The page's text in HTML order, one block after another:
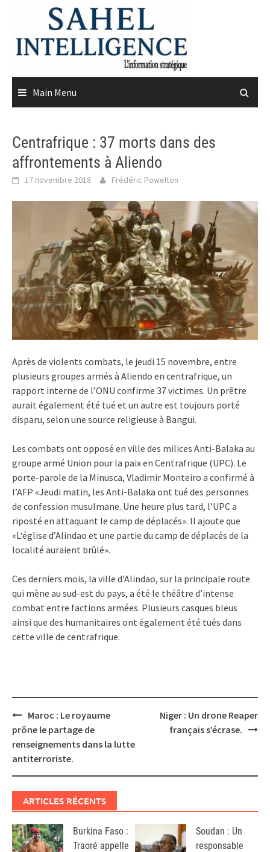
content
Main Menu
Centrafrique : 37 morts dans des
affrontements à Aliendo
17 novembre 2018 Frédéric Powelton
Après de violents combats, le jeudi 15 novembre, entre
plusieurs groupes armés à Aliendo en centrafrique, un
rapport interne de l’ONU confirme 37 victimes. Un prêtre
aurait également été tué et un autre est toujours porté
disparu, selon une source religieuse à Bangui.
Les combats ont opposé en ville des milices Anti-Balaka au
groupe armé Union pour la paix en Centrafrique (UPC). Le
porte-parole de la Minusca, Vladimir Monteiro a confirmé à
l’AFP «Jeudi matin, les Anti-Balaka ont tué des personnes
de confession musulmane. Une heure plus tard, l’UPC a
riposté en attaquant le camp de déplacés». Il ajoute que
«L‘église d’Alindao et une partie du camp de déplacés de la
localité auraient brûlé».
Ces derniers mois, la ville d’Alindao, sur la principale route
qui mène au sud-est du pays, a été le théâtre d’intense
combat entre factions armées. Plusieurs casques bleus
ainsi que des humanitaires ont également été tués dans
cette ville de centrafrique.
Post
navigation
Maroc : Le royaume
prône le partage de
renseignements dans la lutte
antiterroriste.
Niger : Un drone Reaper
français s’écrase.
ARTICLES RÉCENTS
Burkina Faso :
Traoré appelle
Soudan : Un
responsable